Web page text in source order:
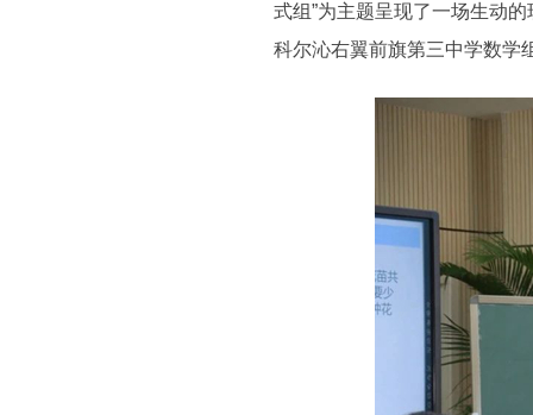
式组”为主题呈现了一场生动
科尔沁右翼前旗第三中学数学